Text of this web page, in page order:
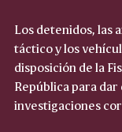
Los detenidos, las
táctico y los
disposición de la
República para dar
investigaciones